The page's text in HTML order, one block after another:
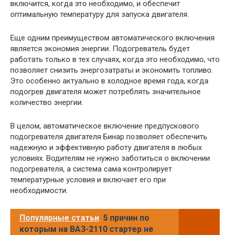
включится, когда это необходимо, и обеспечит
оптимальную температуру для запуска двигателя.
Еще одним преимуществом автоматического включения
является экономия энергии. Подогреватель будет
работать только в тех случаях, когда это необходимо, что
позволяет снизить энергозатраты и экономить топливо.
Это особенно актуально в холодное время года, когда
подогрев двигателя может потреблять значительное
количество энергии.
В целом, автоматическое включение предпускового
подогревателя двигателя Бинар позволяет обеспечить
надежную и эффективную работу двигателя в любых
условиях. Водителям не нужно заботиться о включении
подогревателя, а система сама контролирует
температурные условия и включает его при
необходимости.
Популярные статьи 5 причин по
которым на ВАЗ-2110 стартер не